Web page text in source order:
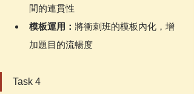
間的連貫性
模板運用： 將衝刺班的模板內化，增
加題目的流暢度
Task 4